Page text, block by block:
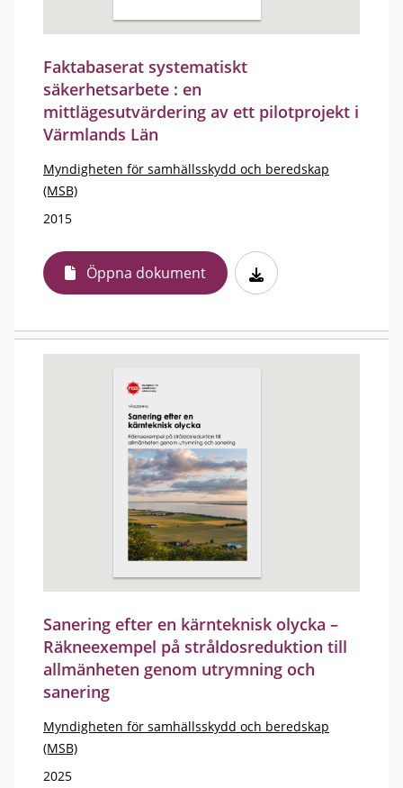
Faktabaserat systematiskt
säkerhetsarbete : en
mittlägesutvärdering av ett pilotprojekt i
Värmlands Län
Myndigheten för samhällsskydd och beredskap
(MSB)
2015
Öppna dokument
Sanering efter en kärnteknisk olycka –
Räkneexempel på stråldosreduktion till
allmänheten genom utrymning och
sanering
Myndigheten för samhällsskydd och beredskap
(MSB)
2025